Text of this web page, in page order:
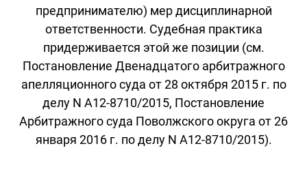
предпринимателю) мер дисциплинарной
ответственности. Судебная практика
придерживается этой же позиции (см.
Постановление Двенадцатого арбитражного
апелляционного суда от 28 октября 2015 г. по
делу N А12-8710/2015, Постановление
Арбитражного суда Поволжского округа от 26
января 2016 г. по делу N А12-8710/2015).